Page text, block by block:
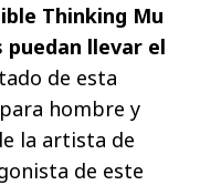
Thinking Mu
llevar el
de esta
hombre y
la artista de
de este